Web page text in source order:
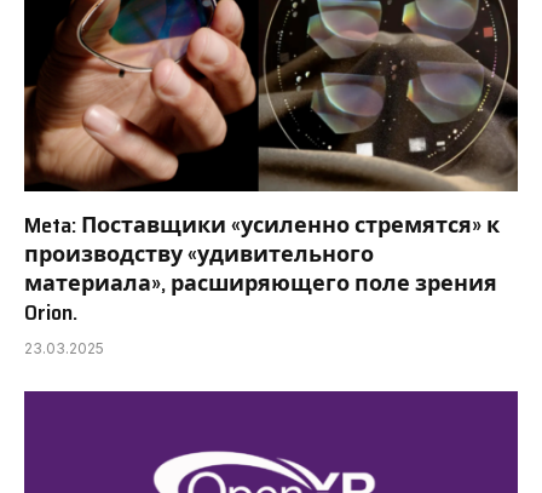
Meta: Поставщики «усиленно стремятся» к
производству «удивительного
материала», расширяющего поле зрения
Orion.
23.03.2025